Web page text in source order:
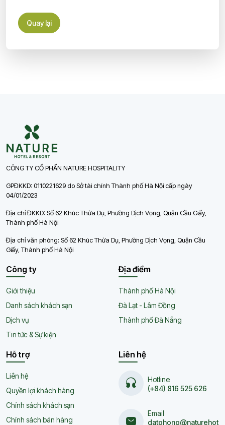
Quay lại
CÔNG TY CỔ PHẨN NATURE HOSPITALITY
GPĐKKD: 0110221629 do Sở tài chính Thành phố Hà Nội cấp ngày
04/01/2023
Địa chỉ ĐKKD: Số 62 Khúc Thừa Dụ, Phường Dịch Vọng, Quận Cầu Giấy,
Thành phố Hà Nội
Địa chỉ văn phòng: Số 62 Khúc Thừa Dụ, Phường Dịch Vọng, Quận Cầu
Giấy, Thành phố Hà Nội
Công ty
Giới thiệu
Danh sách khách sạn
Dịch vụ
Tin tức & Sự kiện
Địa điểm
Thành phố Hà Nội
Đà Lạt - Lâm Đồng
Thành phố Đà Nẵng
Hỗ trợ
Liên hệ
Quyền lợi khách hàng
Chính sách khách sạn
Chính sách bán hàng
Liên hệ
Hotline
(+84) 816 525 626
Email
datphong@naturehot